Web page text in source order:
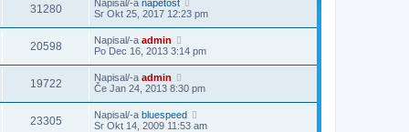
31280 Napisal/-a napetost
Sr Okt 25, 2017 12:23 pm
20598 Napisal/-a admin
Po Dec 16, 2013 3:14 pm
19722 Napisal/-a admin
Če Jan 24, 2013 8:30 pm
23305 Napisal/-a bluespeed
Sr Okt 14, 2009 11:53 am